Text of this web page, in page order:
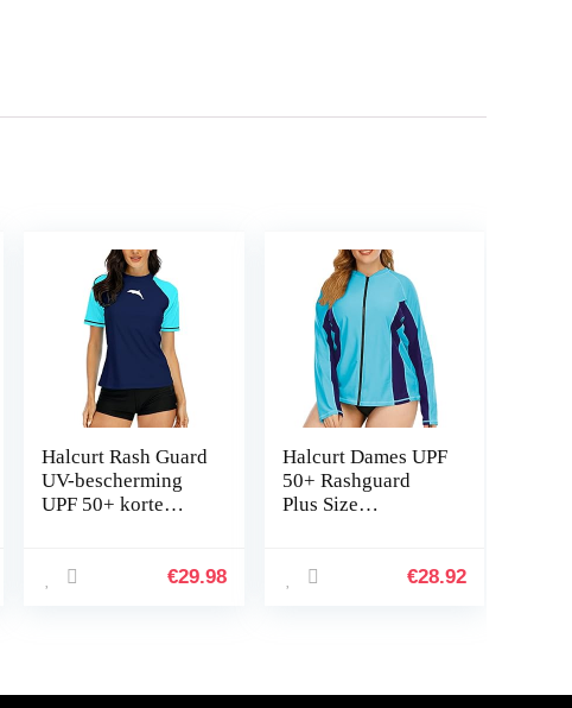
Halcurt Rash Guard
UV-bescherming
UPF 50+ korte
€29.98
Halcurt Dames UPF
50+ Rashguard
Plus Size
neopreen pak Top
€28.92